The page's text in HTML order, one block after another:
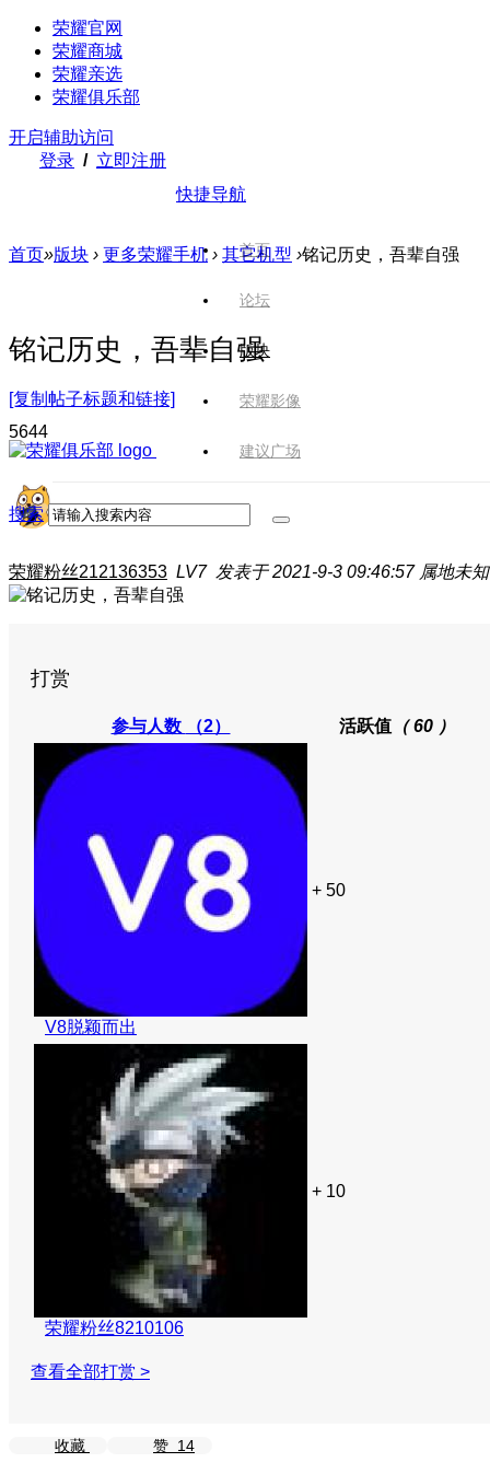
荣耀官网
荣耀商城
荣耀亲选
荣耀俱乐部
开启辅助访问
登录 / 立即注册
快捷导航
首页
论坛
版块
荣耀影像
建议广场
搜索
首页»版块 › 更多荣耀手机 › 其它机型 ›铭记历史，吾辈自强
铭记历史，吾辈自强
[复制帖子标题和链接]
5644
荣耀粉丝212136353 LV7 发表于 2021-9-3 09:46:57 属地未知
打赏
参与人数 （2） 活跃值（ 60 ）
V8脱颖而出
+ 50
荣耀粉丝8210106
+ 10
查看全部打赏 >
收藏 赞 14